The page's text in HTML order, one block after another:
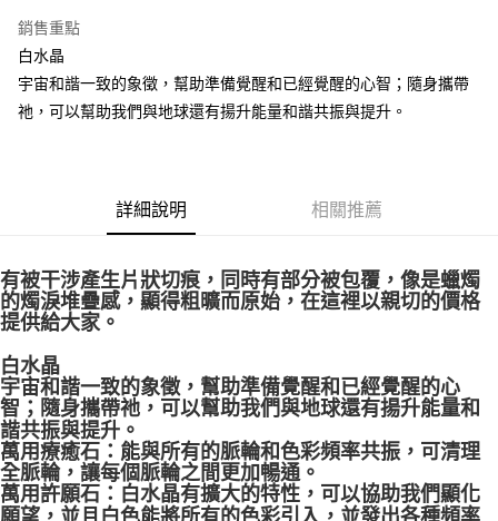
悠遊付
ATM付款
7-11取貨付款
賣家宅配幫您送（台灣）
每筆NT$80，滿NT$3,000(含以上)免運費
郵局幫你送（離島）
每筆NT$80，滿NT$3,000(含以上)免運費
付款後門市自取
免運費
銷售重點
白水晶
宇宙和諧一致的象徵，幫助準備覺醒和已經覺醒的心智；隨身攜帶
祂，可以幫助我們與地球還有揚升能量和諧共振與提升。
詳細說明 相關推薦
有被干涉產生片狀切痕，同時有部分被包覆，像是蠟燭
的燭淚堆疊感，顯得粗曠而原始，在這裡以親切的價格
提供給大家。
白水晶
宇宙和諧一致的象徵，幫助準備覺醒和已經覺醒的心
智；隨身攜帶祂，可以幫助我們與地球還有揚升能量和
諧共振與提升。
萬用療癒石：能與所有的脈輪和色彩頻率共振，可清理
全脈輪，讓每個脈輪之間更加暢通。
萬用許願石：白水晶有擴大的特性，可以協助我們顯化
願望，並且白色能將所有的色彩引入，並發出各種頻率